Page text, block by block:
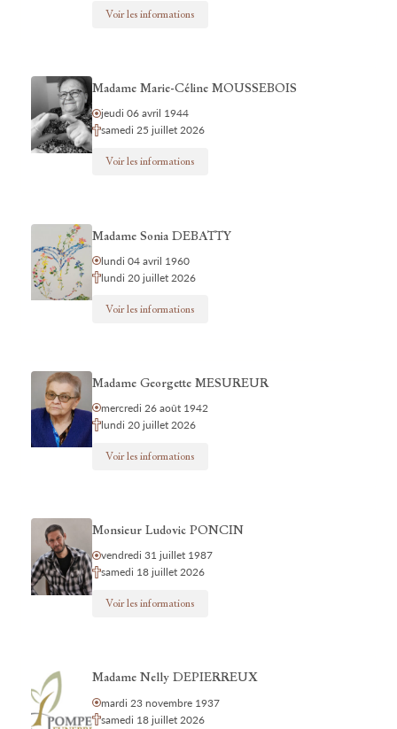
Voir les informations
Madame Marie-Céline MOUSSEBOIS
jeudi 06 avril 1944
samedi 25 juillet 2026
Voir les informations
Madame Sonia DEBATTY
lundi 04 avril 1960
lundi 20 juillet 2026
Voir les informations
Madame Georgette MESUREUR
mercredi 26 août 1942
lundi 20 juillet 2026
Voir les informations
Monsieur Ludovic PONCIN
vendredi 31 juillet 1987
samedi 18 juillet 2026
Voir les informations
Madame Nelly DEPIERREUX
mardi 23 novembre 1937
samedi 18 juillet 2026